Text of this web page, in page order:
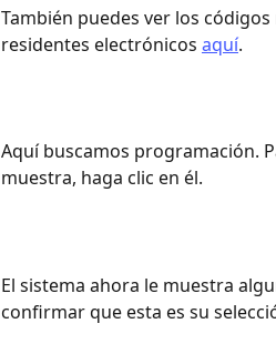
También puedes ver los
residentes electrónicos aquí.
Aquí buscamos programación.
muestra, haga clic en él.
El sistema ahora le muestra
confirmar que esta es su